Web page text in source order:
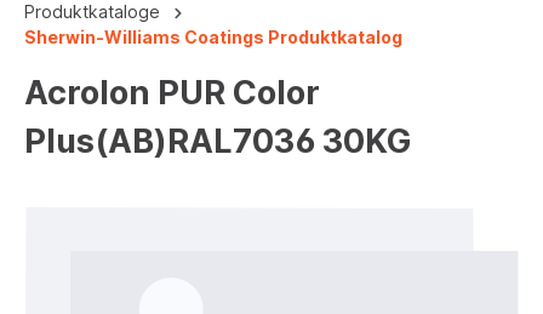
Produktkataloge
Sherwin-Williams Coatings Produktkatalog
Acrolon PUR Color
Plus(AB)RAL7036 30KG